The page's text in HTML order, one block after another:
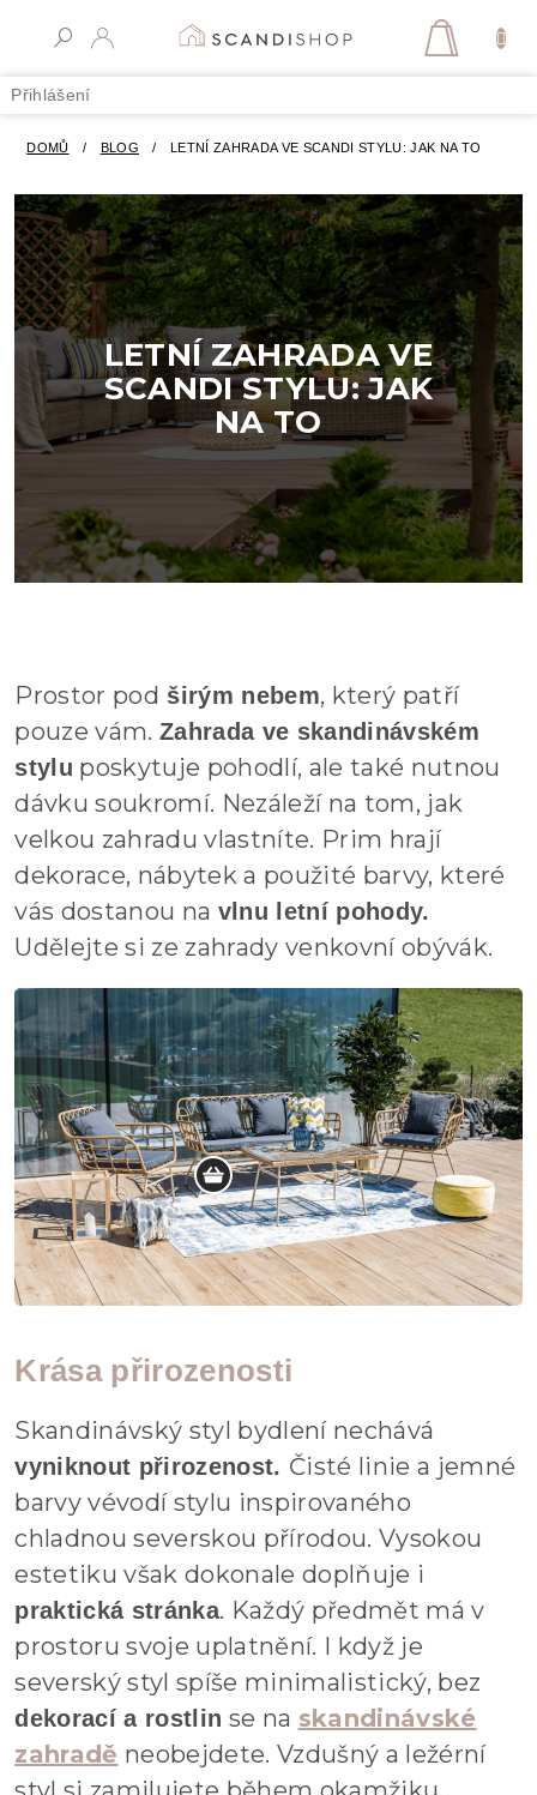
Přihlášení
DOMŮ / BLOG / LETNÍ ZAHRADA VE SCANDI STYLU: JAK NA TO
LETNÍ ZAHRADA VE
SCANDI STYLU: JAK
NA TO
Prostor pod širým nebem, který patří
pouze vám. Zahrada ve skandinávském
stylu poskytuje pohodlí, ale také nutnou
dávku soukromí. Nezáleží na tom, jak
velkou zahradu vlastníte. Prim hrají
dekorace, nábytek a použité barvy, které
vás dostanou na vlnu letní pohody.
Udělejte si ze zahrady venkovní obývák.
Krása přirozenosti
Skandinávský styl bydlení nechává
vyniknout přirozenost. Čisté linie a jemné
barvy vévodí stylu inspirovaného
chladnou severskou přírodou. Vysokou
estetiku však dokonale doplňuje i
praktická stránka. Každý předmět má v
prostoru svoje uplatnění. I když je
severský styl spíše minimalistický, bez
dekorací a rostlin se na skandinávské
zahradě neobejdete. Vzdušný a ležérní